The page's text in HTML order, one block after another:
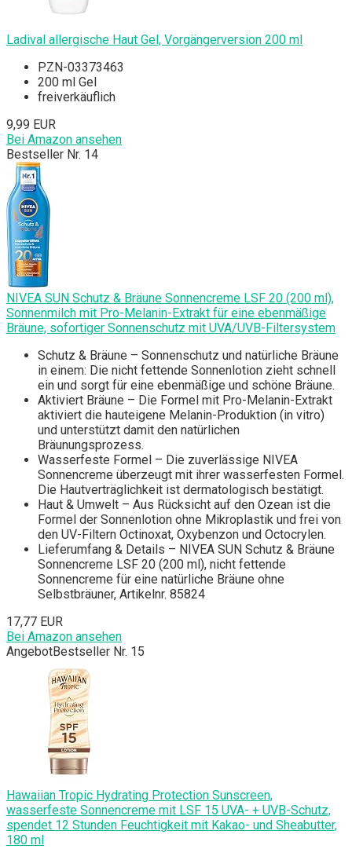
Ladival allergische Haut Gel, Vorgängerversion 200 ml
PZN-03373463
200 ml Gel
freiverkäuflich
9,99 EUR
Bei Amazon ansehen
Bestseller Nr. 14
NIVEA SUN Schutz & Bräune Sonnencreme LSF 20 (200 ml),
Sonnenmilch mit Pro-Melanin-Extrakt für eine ebenmäßige
Bräune, sofortiger Sonnenschutz mit UVA/UVB-Filtersystem
Schutz & Bräune – Sonnenschutz und natürliche Bräune
in einem: Die nicht fettende Sonnenlotion zieht schnell
ein und sorgt für eine ebenmäßige und schöne Bräune.
Aktiviert Bräune – Die Formel mit Pro-Melanin-Extrakt
aktiviert die hauteigene Melanin-Produktion (in vitro)
und unterstützt damit den natürlichen
Bräunungsprozess.
Wasserfeste Formel – Die zuverlässige NIVEA
Sonnencreme überzeugt mit ihrer wasserfesten Formel.
Die Hautverträglichkeit ist dermatologisch bestätigt.
Haut & Umwelt – Aus Rücksicht auf den Ozean ist die
Formel der Sonnenlotion ohne Mikroplastik und frei von
den UV-Filtern Octinoxat, Oxybenzon und Octocrylen.
Lieferumfang & Details – NIVEA SUN Schutz & Bräune
Sonnencreme LSF 20 (200 ml), nicht fettende
Sonnencreme für eine natürliche Bräune ohne
Selbstbräuner, Artikelnr. 85824
17,77 EUR
Bei Amazon ansehen
AngebotBestseller Nr. 15
Hawaiian Tropic Hydrating Protection Sunscreen,
wasserfeste Sonnencreme mit LSF 15 UVA- + UVB-Schutz,
spendet 12 Stunden Feuchtigkeit mit Kakao- und Sheabutter,
180 ml